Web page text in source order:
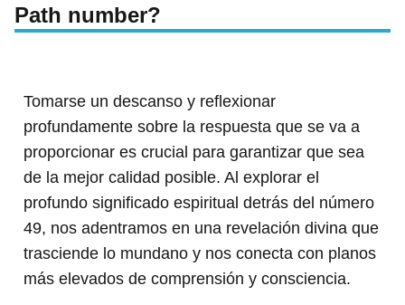
Path number?
Tomarse un descanso y reflexionar
profundamente sobre la respuesta que se va a
proporcionar es crucial para garantizar que sea
de la mejor calidad posible. Al explorar el
profundo significado espiritual detrás del número
49, nos adentramos en una revelación divina que
trasciende lo mundano y nos conecta con planos
más elevados de comprensión y consciencia.